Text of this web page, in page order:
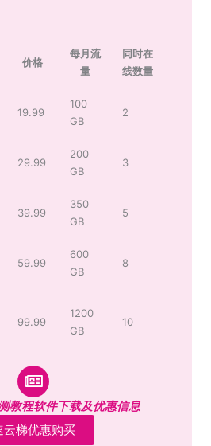
价格
每月流
量
同时在
线数量
19.99
100
GB
2
29.99
200
GB
3
39.99
350
GB
5
59.99
600
GB
8
99.99
1200
GB
10
教程软件下载及优惠信息
云梯优惠购买